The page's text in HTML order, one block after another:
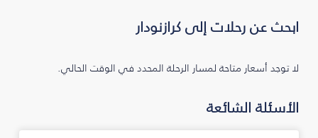
ابحث عن رحلات إلى كرازنودار
لا توجد أسعار متاحة لمسار الرحلة المحدد في الوقت الحالي.
الأسئلة الشائعة